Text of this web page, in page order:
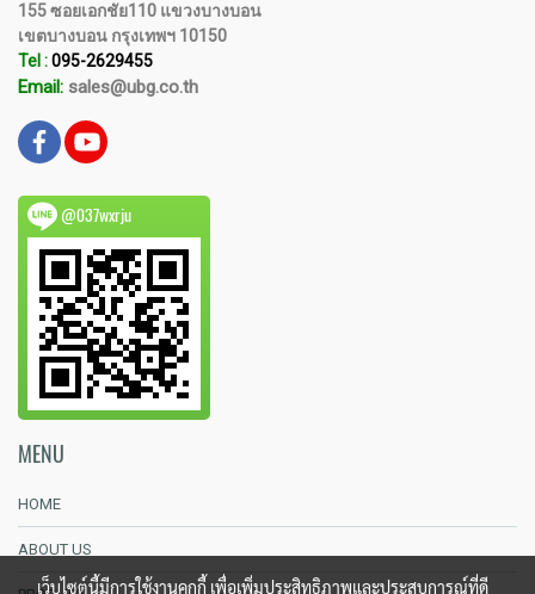
155 ซอยเอกชัย110 แขวงบางบอน
เขตบางบอน กรุงเทพฯ 10150
Tel :095-2629455
Email: sales@ubg.co.th
@037wxrju
MENU
HOME
ABOUT US
เว็บไซต์นี้มีการใช้งานคุกกี้ เพื่อเพิ่มประสิทธิภาพและประสบการณ์ที่ดี